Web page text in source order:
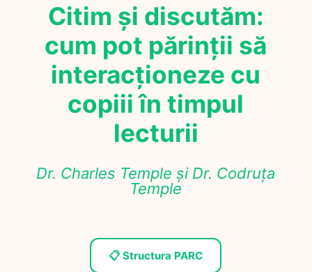
Citim și discutăm:
cum pot părinții să
interacționeze cu
copiii în timpul
lecturii
Dr. Charles Temple și Dr. Codruța
Temple
📋 Structura PARC